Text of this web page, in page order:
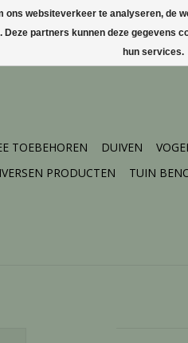
TOEBEHOREN DUIVEN
PRODUCTEN TUIN
websiteverkeer te analyseren,
partners kunnen deze
hun services.